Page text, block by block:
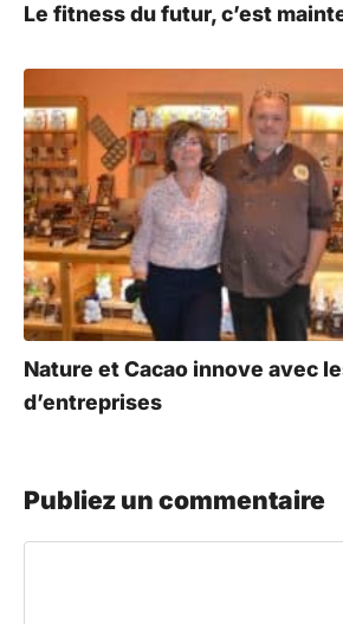
Le fitness du futur, c’est
Nature et Cacao innove avec
d’entreprises
Publiez un commentaire